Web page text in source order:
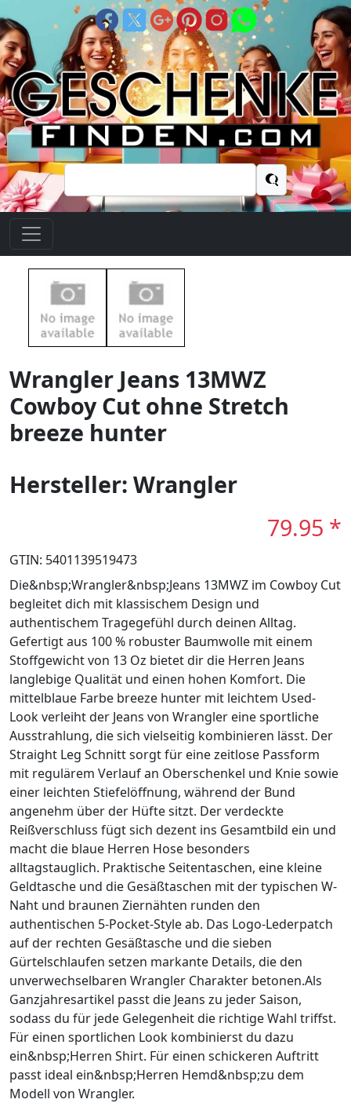
Suchen
nach:
Wrangler Jeans 13MWZ
Cowboy Cut ohne Stretch
breeze hunter
Hersteller: Wrangler
79.95 *
GTIN: 5401139519473
Die&nbsp;Wrangler&nbsp;Jeans 13MWZ im Cowboy Cut
begleitet dich mit klassischem Design und
authentischem Tragegefühl durch deinen Alltag.
Gefertigt aus 100 % robuster Baumwolle mit einem
Stoffgewicht von 13 Oz bietet dir die Herren Jeans
langlebige Qualität und einen hohen Komfort. Die
mittelblaue Farbe breeze hunter mit leichtem Used-
Look verleiht der Jeans von Wrangler eine sportliche
Ausstrahlung, die sich vielseitig kombinieren lässt. Der
Straight Leg Schnitt sorgt für eine zeitlose Passform
mit regulärem Verlauf an Oberschenkel und Knie sowie
einer leichten Stiefelöffnung, während der Bund
angenehm über der Hüfte sitzt. Der verdeckte
Reißverschluss fügt sich dezent ins Gesamtbild ein und
macht die blaue Herren Hose besonders
alltagstauglich. Praktische Seitentaschen, eine kleine
Geldtasche und die Gesäßtaschen mit der typischen W-
Naht und braunen Ziernähten runden den
authentischen 5-Pocket-Style ab. Das Logo-Lederpatch
auf der rechten Gesäßtasche und die sieben
Gürtelschlaufen setzen markante Details, die den
unverwechselbaren Wrangler Charakter betonen.Als
Ganzjahresartikel passt die Jeans zu jeder Saison,
sodass du für jede Gelegenheit die richtige Wahl triffst.
Für einen sportlichen Look kombinierst du dazu
ein&nbsp;Herren Shirt. Für einen schickeren Auftritt
passt ideal ein&nbsp;Herren Hemd&nbsp;zu dem
Modell von Wrangler.